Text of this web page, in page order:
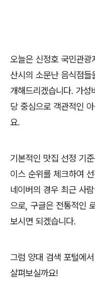
오늘은 신정호 국민관
산시의 소문난 음식점
개해드리겠습니다. 가
당 중심으로 객관적인
요.
기본적인 맛집 선정 기
이스 순위를 체크하여
네이버의 경우 최근 사
으로, 구글은 전통적인
보시면 되겠습니다.
그럼 양대 검색 포털에
살펴보실까요!